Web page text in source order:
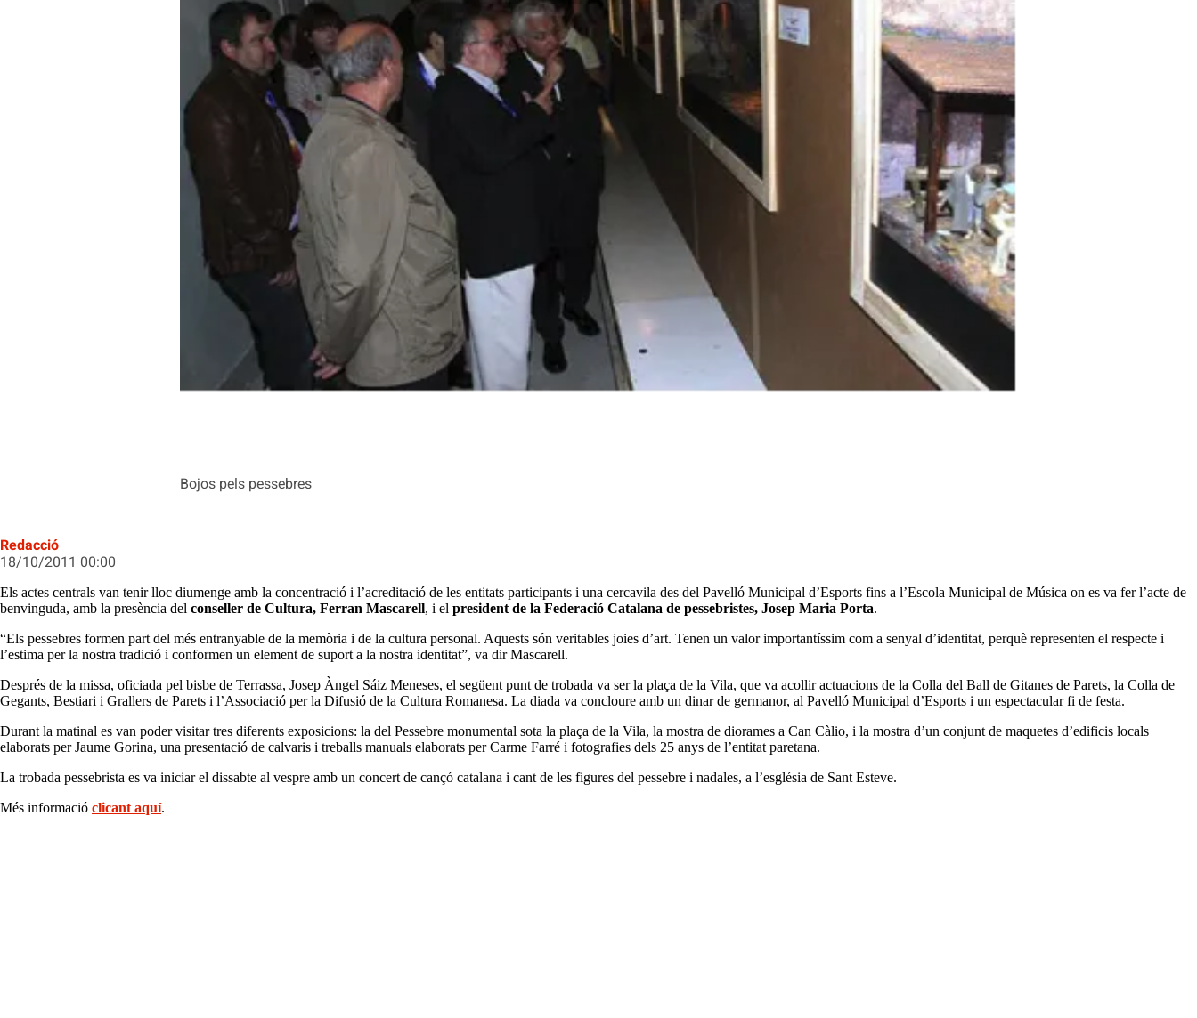
Bojos pels pessebres
Redacció
18/10/2011 00:00
Els actes centrals van tenir lloc diumenge amb la concentració i l’acreditació de les entitats participants i una cercavila des del Pavelló Municipal d’Esports fins a l’Escola Municipal de Música on es va fer l’acte de
benvinguda, amb la presència del conseller de Cultura, Ferran Mascarell, i el president de la Federació Catalana de pessebristes, Josep Maria Porta.
“Els pessebres formen part del més entranyable de la memòria i de la cultura personal. Aquests són veritables joies d’art. Tenen un valor importantíssim com a senyal d’identitat, perquè representen el respecte i
l’estima per la nostra tradició i conformen un element de suport a la nostra identitat”, va dir Mascarell.
Després de la missa, oficiada pel bisbe de Terrassa, Josep Àngel Sáiz Meneses, el següent punt de trobada va ser la plaça de la Vila, que va acollir actuacions de la Colla del Ball de Gitanes de Parets, la Colla de
Gegants, Bestiari i Grallers de Parets i l’Associació per la Difusió de la Cultura Romanesa. La diada va concloure amb un dinar de germanor, al Pavelló Municipal d’Esports i un espectacular fi de festa.
Durant la matinal es van poder visitar tres diferents exposicions: la del Pessebre monumental sota la plaça de la Vila, la mostra de diorames a Can Càlio, i la mostra d’un conjunt de maquetes d’edificis locals
elaborats per Jaume Gorina, una presentació de calvaris i treballs manuals elaborats per Carme Farré i fotografies dels 25 anys de l’entitat paretana.
La trobada pessebrista es va iniciar el dissabte al vespre amb un concert de cançó catalana i cant de les figures del pessebre i nadales, a l’església de Sant Esteve.
Més informació clicant aquí.